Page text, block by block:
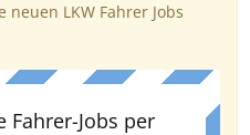
LKW Fahrer Jobs
Fahrer-Jobs per